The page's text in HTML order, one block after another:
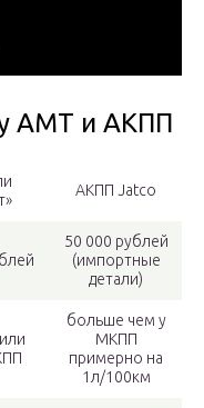
АМТ и АКПП
АКПП Jatco
50 000 рублей
(импортные
детали)
больше чем у
МКПП
примерно на
1л/100км